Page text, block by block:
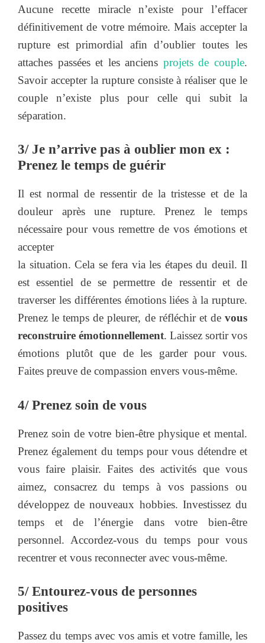
Aucune recette miracle n’existe pour l’effacer
définitivement de votre mémoire. Mais accepter la
rupture est primordial afin d’oublier toutes les
attaches passées et les anciens projets de couple.
Savoir accepter la rupture consiste à réaliser que le
couple n’existe plus pour celle qui subit la
séparation.
3/ Je n’arrive pas à oublier mon ex :
Prenez le temps de guérir
Il est normal de ressentir de la tristesse et de la
douleur après une rupture. Prenez le temps
nécessaire pour vous remettre de vos émotions et
accepter
la situation. Cela se fera via les étapes du deuil. Il
est essentiel de se permettre de ressentir et de
traverser les différentes émotions liées à la rupture.
Prenez le temps de pleurer, de réfléchir et de vous
reconstruire émotionnellement. Laissez sortir vos
émotions plutôt que de les garder pour vous.
Faites preuve de compassion envers vous-même.
4/ Prenez soin de vous
Prenez soin de votre bien-être physique et mental.
Prenez également du temps pour vous détendre et
vous faire plaisir. Faites des activités que vous
aimez, consacrez du temps à vos passions ou
développez de nouveaux hobbies. Investissez du
temps et de l’énergie dans votre bien-être
personnel. Accordez-vous du temps pour vous
recentrer et vous reconnecter avec vous-même.
5/ Entourez-vous de personnes
positives
Passez du temps avec vos amis et votre famille, les